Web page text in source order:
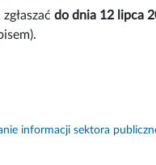
do dnia 12 lipca
informacji sektora